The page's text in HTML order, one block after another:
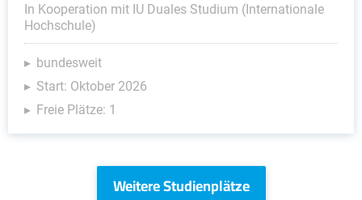
In Kooperation mit IU Duales Studium (Internationale
Hochschule)
bundesweit
Start: Oktober 2026
Freie Plätze: 1
Weitere Studienplätze